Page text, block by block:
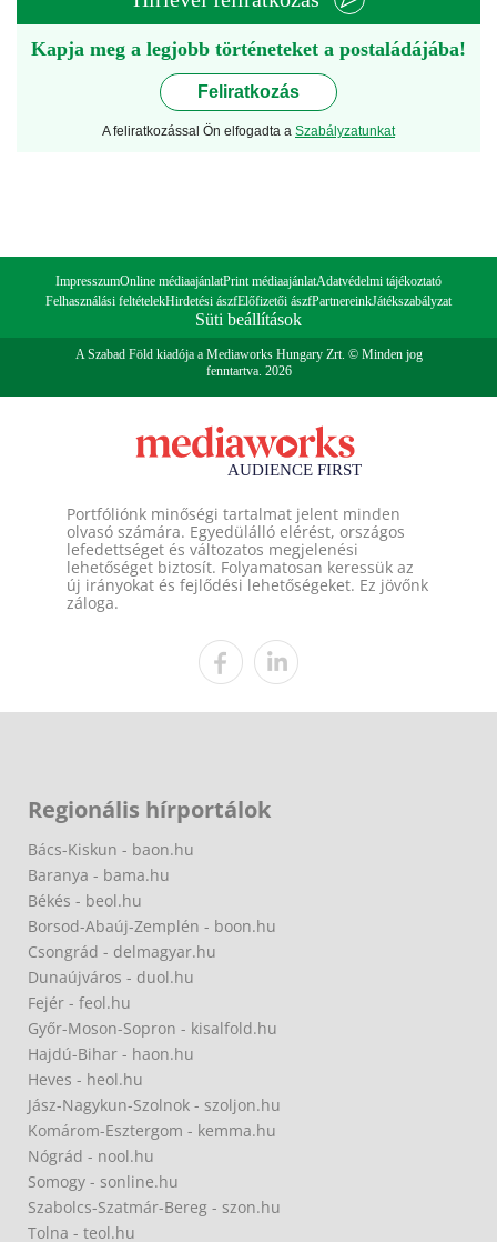
Kapja meg a legjobb történeteket a postaládájába!
Feliratkozás
A feliratkozással Ön elfogadta a Szabályzatunkat
ImpresszumOnline médiaajánlatPrint médiaajánlatAdatvédelmi tájékoztató
Felhasználási feltételekHirdetési ászfElőfizetői ászfPartnereinkJátékszabályzat
Süti beállítások
A Szabad Föld kiadója a Mediaworks Hungary Zrt. © Minden jog
fenntartva. 2026
Portfóliónk minőségi tartalmat jelent minden
olvasó számára. Egyedülálló elérést, országos
lefedettséget és változatos megjelenési
lehetőséget biztosít. Folyamatosan keressük az
új irányokat és fejlődési lehetőségeket. Ez jövőnk
záloga.
Regionális hírportálok
Bács-Kiskun - baon.hu
Baranya - bama.hu
Békés - beol.hu
Borsod-Abaúj-Zemplén - boon.hu
Csongrád - delmagyar.hu
Dunaújváros - duol.hu
Fejér - feol.hu
Győr-Moson-Sopron - kisalfold.hu
Hajdú-Bihar - haon.hu
Heves - heol.hu
Jász-Nagykun-Szolnok - szoljon.hu
Komárom-Esztergom - kemma.hu
Nógrád - nool.hu
Somogy - sonline.hu
Szabolcs-Szatmár-Bereg - szon.hu
Tolna - teol.hu